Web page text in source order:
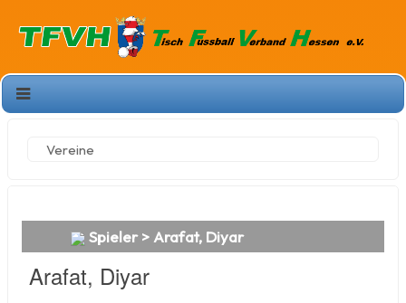
Vereine
Spieler > Arafat, Diyar
Arafat, Diyar